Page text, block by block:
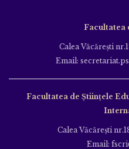
Facultatea
Calea Văcăreşti
Email:
Facultatea de Ştiinţele
Calea Văcăreşti
Email: